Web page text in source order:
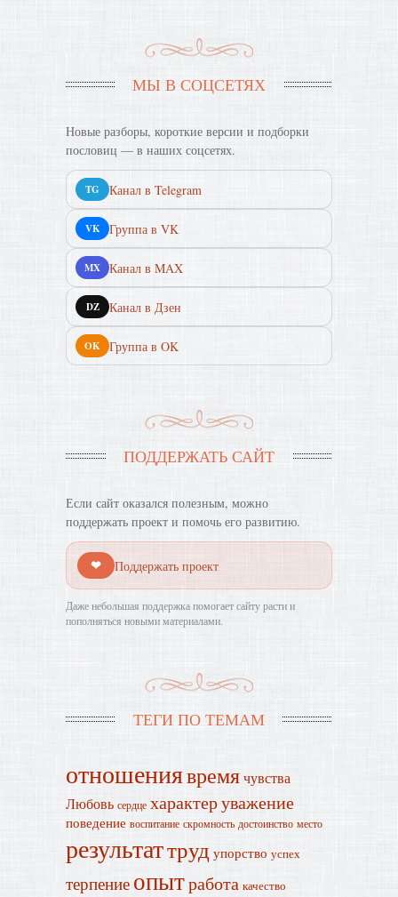
МЫ В СОЦСЕТЯХ
Новые разборы, короткие версии и подборки
пословиц — в наших соцсетях.
TG Канал в Telegram
VK Группа в VK
MX Канал в MAX
DZ Канал в Дзен
OK Группа в OK
ПОДДЕРЖАТЬ САЙТ
Если сайт оказался полезным, можно
поддержать проект и помочь его развитию.
❤ Поддержать проект
Даже небольшая поддержка помогает сайту расти и
пополняться новыми материалами.
ТЕГИ ПО ТЕМАМ
отношениявремячувства
Любовь сердце характеруважение
поведение воспитание скромность достоинство место
результаттруд упорство успех
терпение опытработа качество